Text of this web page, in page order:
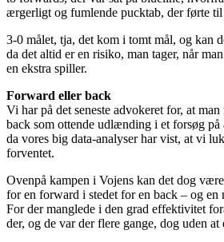
ærgerligt og fumlende pucktab, der førte
3-0 målet, tja, det kom i tomt mål, og kan
da det altid er en risiko, man tager, når
en ekstra spiller.
Forward eller back
Vi har på det seneste advokeret for, at man
back som ottende udlænding i et forsøg på
da vores big data-analyser har vist, at vi
forventet.
Ovenpå kampen i Vojens kan det dog
for en forward i stedet for en back – og en
For der manglede i den grad effektivitet
der, og de var der flere gange, dog uden